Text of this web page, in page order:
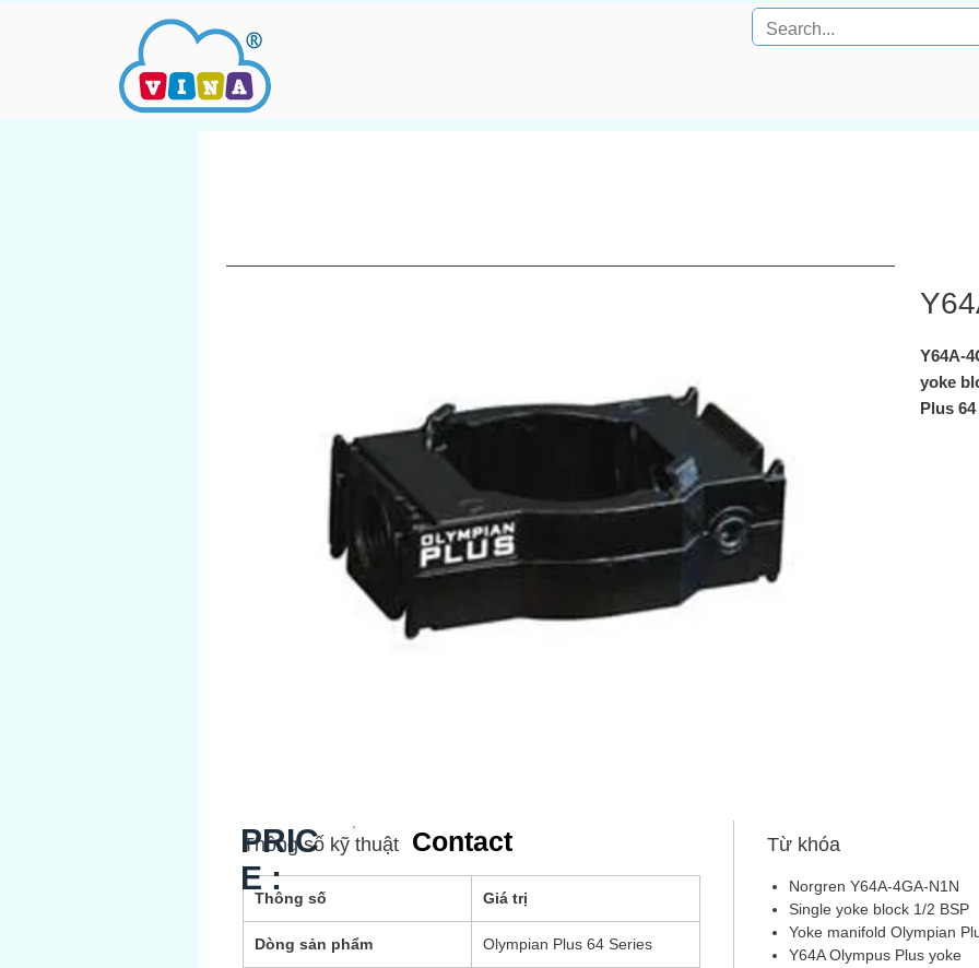
yoke
Plus
Thông số kỹ thuật
Thông số Giá trị
Dòng sản phẩm Olympian Plus 64 Series
Từ khóa
Norgren Y64A‑4GA‑N1N
Single yoke block 1/2 BSP
Yoke manifold Olympian
Y64A Olympus Plus yoke
Contact
PRIC
E :